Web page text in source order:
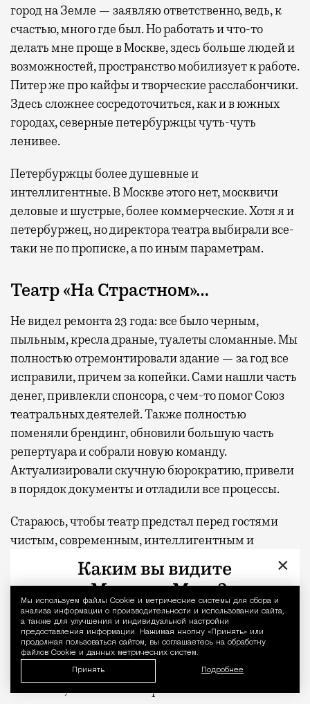
Уведомление
Мы используем файлы Сookie и метрические системы для сбора и
анализа информации о производительности и использовании сайта,
а также для улучшения и индивидуальной настройки
предоставления информации. Нажимая кнопку «Принять» или
продолжая пользоваться сайтом, вы соглашаетесь на обработку
файлов Cookie и данных метрических систем.
Принять Подробнее
город на Земле — заявляю ответственно, ведь, к
счастью, много где был. Но работать и что-то
делать мне проще в Москве, здесь больше людей и
возможностей, пространство мобилизует к работе.
Питер же про кайфы и творческие расслабончики.
Здесь сложнее сосредоточиться, как и в южных
городах, северные петербуржцы чуть-чуть
ленивее.
Петербуржцы более душевные и
интеллигентные. В Москве этого нет, москвичи
деловые и шустрые, более коммерческие. Хотя я и
петербуржец, но директора театра выбирали все-
таки не по прописке, а по иным параметрам.
Театр «На Страстном»…
Не видел ремонта 23 года: все было черным,
пыльным, кресла драные, туалеты сломанные. Мы
полностью отремонтировали здание — за год все
исправили, причем за копейки. Сами нашли часть
денег, привлекли спонсора, с чем-то помог Союз
театральных деятелей. Также полностью
поменяли брендинг, обновили большую часть
репертуара и собрали новую команду.
Актуализировали скучную бюрократию, привели
в порядок документы и отладили все процессы.
Стараюсь, чтобы театр предстал перед гостями
чистым, современным, интеллигентным и
уютным. Пытаюсь создать сервисный театр. Здесь
культ гостя, а не режиссера. В репертуаре
эмоционально поддерживающие, положительные
постановки. Наш театр становится удовольствием
не для театралов критиков, а для простых людей,
которые хотят интеллигентно и культурно
провести время. С хорошим сервисом и без
сложного, непонятного арт-контента.
×